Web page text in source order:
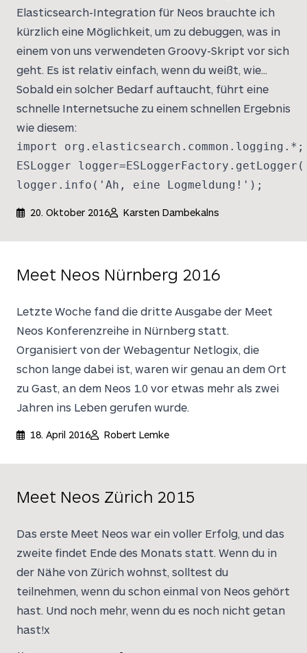
Elasticsearch-Integration für Neos brauchte ich
kürzlich eine Möglichkeit, um zu debuggen, was in
einem von uns verwendeten Groovy-Skript vor sich
geht. Es ist relativ einfach, wenn du weißt, wie...
Sobald ein solcher Bedarf auftaucht, führt eine
schnelle Internetsuche zu einem schnellen Ergebnis
wie diesem:
import org.elasticsearch.common.logging.*;
ESLogger
logger.info('Ah, eine Logmeldung!');
20. Oktober 2016 Karsten Dambekalns
Meet Neos Nürnberg 2016
Letzte Woche fand die dritte Ausgabe der Meet
Neos Konferenzreihe in Nürnberg statt.
Organisiert von der Webagentur Netlogix, die
schon lange dabei ist, waren wir genau an dem Ort
zu Gast, an dem Neos 1.0 vor etwas mehr als zwei
Jahren ins Leben gerufen wurde.
18. April 2016 Robert Lemke
Meet Neos Zürich 2015
Das erste Meet Neos war ein voller Erfolg, und das
zweite findet Ende des Monats statt. Wenn du in
der Nähe von Zürich wohnst, solltest du
teilnehmen, wenn du schon einmal von Neos gehört
hast. Und noch mehr, wenn du es noch nicht getan
hast!x